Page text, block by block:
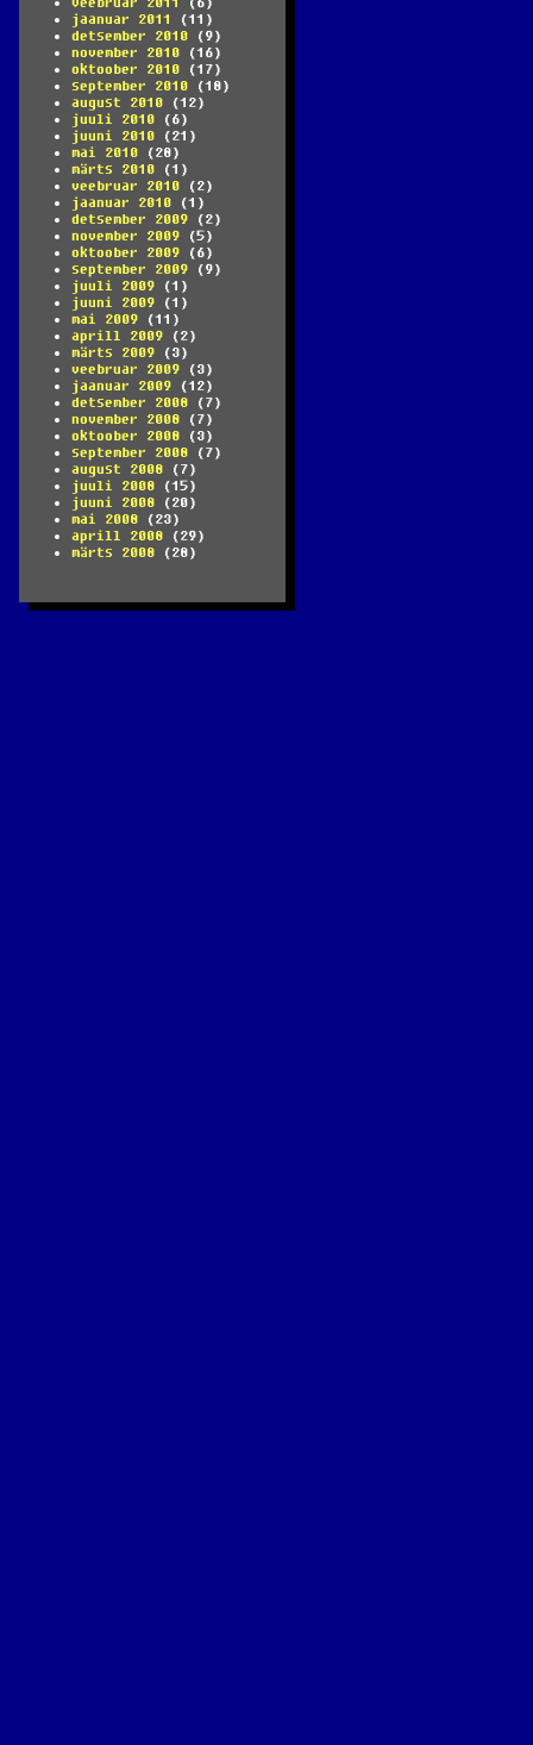
jaanuar 2011
(11)
detsember 2010 (9)
november 2010 (16)
oktoober 2010 (17)
september 2010 (18)
august 2010 (12)
juuli 2010 (6)
juuni 2010 (21)
mai 2010 (28)
märts 2010 (1)
veebruar 2010 (2)
jaanuar 2010 (1)
detsember 2009 (2)
november 2009 (5)
oktoober 2009 (6)
september 2009 (9)
juuli 2009 (1)
juuni 2009 (1)
mai 2009 (11)
aprill 2009 (2)
märts 2009 (3)
veebruar 2009 (3)
jaanuar 2009 (12)
detsember 2008 (7)
november 2008 (7)
oktoober 2008 (3)
september 2008 (7)
august 2008 (7)
juuli 2008 (15)
juuni 2008 (20)
mai 2008 (23)
aprill 2008 (29)
märts 2008 (28)